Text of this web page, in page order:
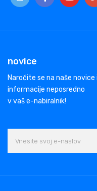
novice
Naročite se na naše
informacije neposredno
v vaš e-nabiralnik!